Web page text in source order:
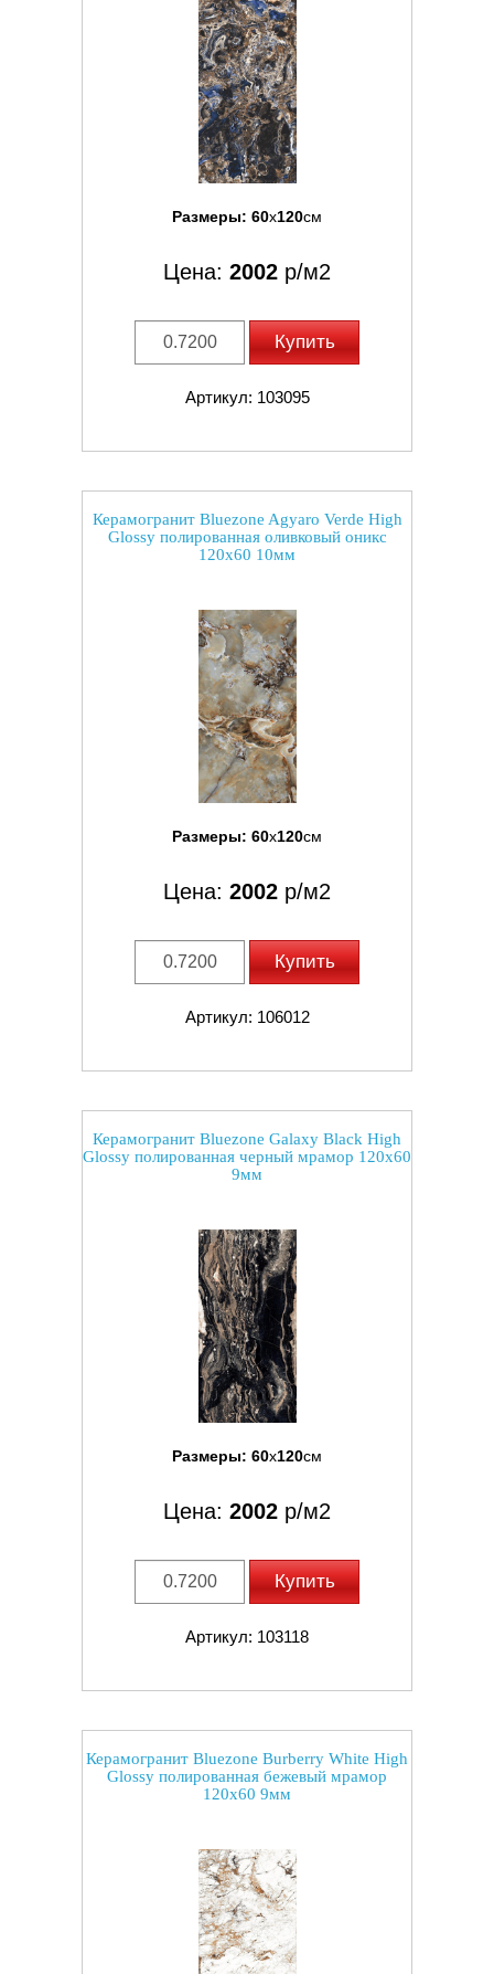
Размеры: 60x120см
Цена: 2002 р/м2
Купить
Артикул: 103095
Керамогранит Bluezone Agyaro Verde High
Glossy полированная оливковый оникс
120x60 10мм
Размеры: 60x120см
Цена: 2002 р/м2
Купить
Артикул: 106012
Керамогранит Bluezone Galaxy Black High
Glossy полированная черный мрамор 120x60
9мм
Размеры: 60x120см
Цена: 2002 р/м2
Купить
Артикул: 103118
Керамогранит Bluezone Burberry White High
Glossy полированная бежевый мрамор
120x60 9мм